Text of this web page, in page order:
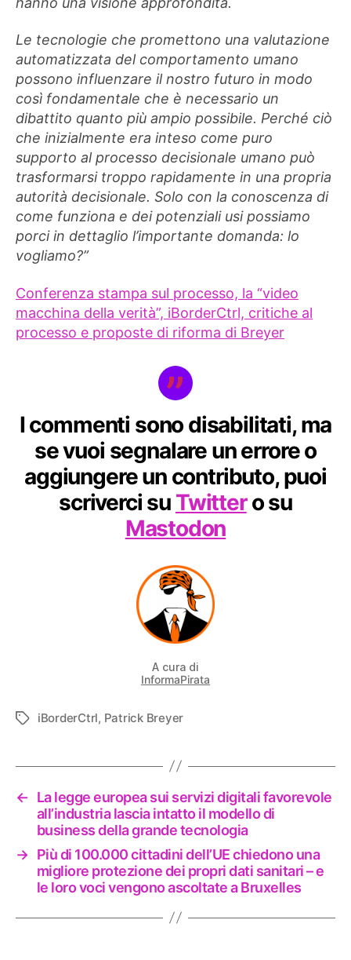
Le tecnologie che promettono una valutazione
automatizzata del comportamento umano
possono influenzare il nostro futuro in modo
così fondamentale che è necessario un
dibattito quanto più ampio possibile. Perché ciò
che inizialmente era inteso come puro
supporto al processo decisionale umano può
trasformarsi troppo rapidamente in una propria
autorità decisionale. Solo con la conoscenza di
come funziona e dei potenziali usi possiamo
porci in dettaglio l’importante domanda: lo
vogliamo?”
Conferenza stampa sul processo, la “video
macchina della verità”, iBorderCtrl, critiche al
processo e proposte di riforma di Breyer
I commenti sono disabilitati, ma
se vuoi segnalare un errore o
aggiungere un contributo, puoi
scriverci su Twittero su
Mastodon
A cura di
InformaPirata
Tag iBorderCtrl, Patrick Breyer
←
La legge europea sui servizi digitali favorevole
all’industria lascia intatto il modello di
business della grande tecnologia
→ Più di 100.000 cittadini dell’UE chiedono una
migliore protezione dei propri dati sanitari – e
le loro voci vengono ascoltate a Bruxelles